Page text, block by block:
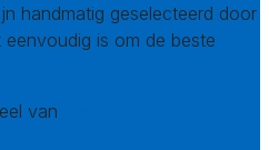
handmatig geselecteerd door
is om de beste
van